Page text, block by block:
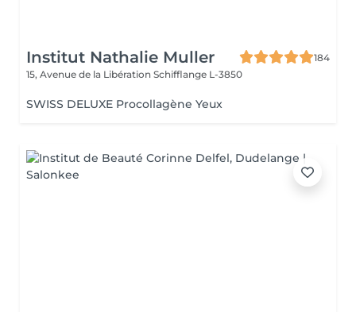
Institut Nathalie Muller
184
15, Avenue de la Libération Schifflange L-3850
SWISS DELUXE Procollagène Yeux